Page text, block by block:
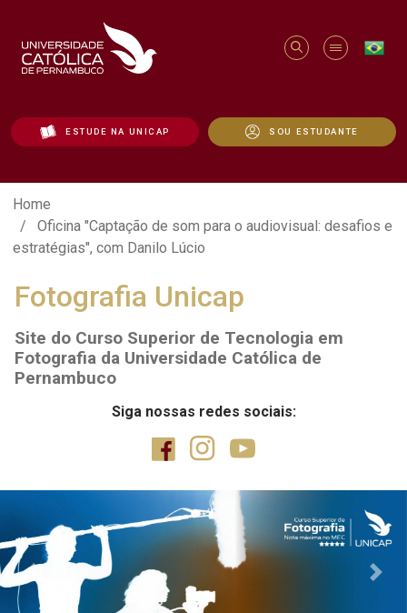
ESTUDE NA UNICAP SOU ESTUDANTE
Oficina "Captação de som para o
Home
Oficina "Captação de som para o audiovisual: desafios e
estratégias", com Danilo Lúcio
Fotografia Unicap
Site do Curso Superior de Tecnologia em
Fotografia da Universidade Católica de
Pernambuco
Siga nossas redes sociais:
Previous Next